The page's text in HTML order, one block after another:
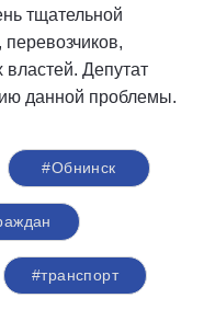
тщательной
Депутат
данной проблемы.
#Обнинск
#транспорт